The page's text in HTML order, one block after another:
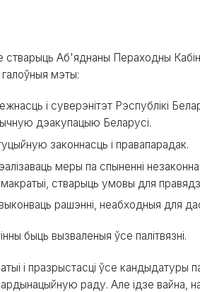
стварыць Аб'яднаны Пераходны
мэты:
і суверэнітэт Рэспублікі
дэакупацыю Беларусі.
законнасць і правапарадак.
меры па спыненні
стварыць умовы для
рашэнні, неабходныя для
быць вызваленыя ўсе палітвязні.
і празрыстасці ўсе кандыдатуры
раду. Але ідзе вайна,